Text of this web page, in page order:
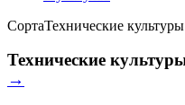
СортаТехнические культуры
Технические
→